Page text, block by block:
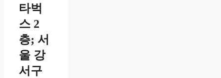
타벅
스 2
층; 서
울 강
서구